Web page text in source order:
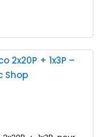
2x20P + 1x3P –
Shop